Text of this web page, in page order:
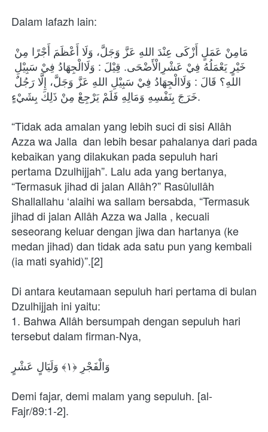
Dalam lafazh lain:
خَرَجَ بِنَفْسِهِ وَمَالِهِ فَلَمْ يَرْجِعْ مِنْ ذَلِكَ بِشَيْءٍ.
“Tidak ada amalan yang lebih suci di sisi Allâh
Azza wa Jalla  dan lebih besar pahalanya dari pada
kebaikan yang dilakukan pada sepuluh hari
pertama Dzulhijjah”. Lalu ada yang bertanya,
“Termasuk jihad di jalan Allâh?” Rasûlullâh
Shallallahu ‘alaihi wa sallam bersabda, “Termasuk
jihad di jalan Allâh Azza wa Jalla , kecuali
seseorang keluar dengan jiwa dan hartanya (ke
medan jihad) dan tidak ada satu pun yang kembali
(ia mati syahid)”.[2]
Di antara keutamaan sepuluh hari pertama di bulan
Dzulhijjah ini yaitu:
1. Bahwa Allâh bersumpah dengan sepuluh hari
tersebut dalam firman-Nya,
وَالْفَجْرِ ﴿١﴾ وَلَيَالٍ عَشْرٍ
Demi fajar, demi malam yang sepuluh. [al-
Fajr/89:1-2].